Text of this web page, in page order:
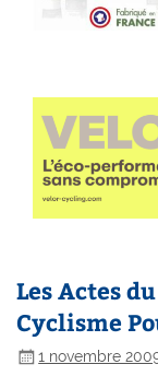
Les Actes
Cyclisme
1 novembre